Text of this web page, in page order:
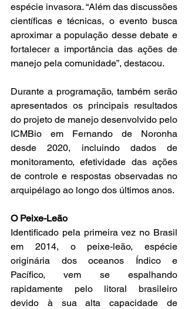
espécie invasora. “Além das discussões
científicas e técnicas, o evento busca
aproximar a população desse debate e
fortalecer a importância das ações de
manejo pela comunidade”, destacou.
Durante a programação, também serão
apresentados os principais resultados
do projeto de manejo desenvolvido pelo
ICMBio em Fernando de Noronha
desde 2020, incluindo dados de
monitoramento, efetividade das ações
de controle e respostas observadas no
arquipélago ao longo dos últimos anos.
O Peixe-Leão
Identificado pela primeira vez no Brasil
em 2014, o peixe-leão, espécie
originária dos oceanos Índico e
Pacífico, vem se espalhando
rapidamente pelo litoral brasileiro
devido à sua alta capacidade de